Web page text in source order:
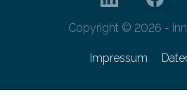
Copyright © 2026 -
Impressum